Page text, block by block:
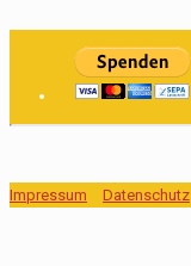
Impressum Datenschutz